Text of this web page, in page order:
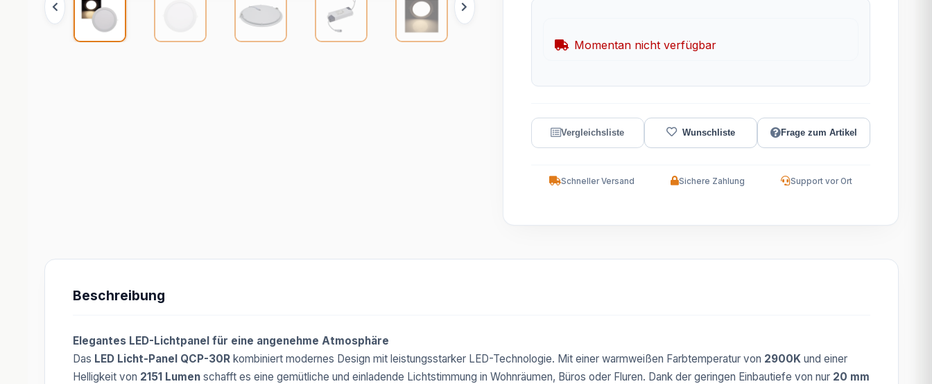
Momentan nicht verfügbar
Frage zum Artikel
Schneller Versand Sichere Zahlung Support vor Ort
Beschreibung
Elegantes LED-Lichtpanel für eine angenehme Atmosphäre
Das LED Licht-Panel QCP-30R kombiniert modernes Design mit leistungsstarker LED-Technologie. Mit einer warmweißen Farbtemperatur von 2900K und einer
Helligkeit von 2151 Lumen schafft es eine gemütliche und einladende Lichtstimmung in Wohnräumen, Büros oder Fluren. Dank der geringen Einbautiefe von nur 20 mm